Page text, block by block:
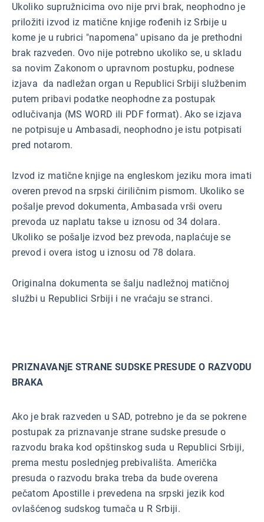
Ukoliko supružnicima ovo nije prvi brak, neophodno je
priložiti izvod iz matične knjige rođenih iz Srbije u
kome je u rubrici "napomena" upisano da je prethodni
brak razveden. Ovo nije potrebno ukoliko se, u skladu
sa novim Zakonom o upravnom postupku, podnese
izjava da nadležan organ u Republici Srbiji službenim
putem pribavi podatke neophodne za postupak
odlučivanja (MS WORD ili PDF format). Ako se izjava
ne potpisuje u Ambasadi, neophodno je istu potpisati
pred notarom.
Izvod iz matične knjige na engleskom jeziku mora imati
overen prevod na srpski ćiriličnim pismom. Ukoliko se
pošalje prevod dokumenta, Ambasada vrši overu
prevoda uz naplatu takse u iznosu od 34 dolara.
Ukoliko se pošalje izvod bez prevoda, naplaćuje se
prevod i overa istog u iznosu od 78 dolara.
Originalna dokumenta se šalju nadležnoj matičnoj
službi u Republici Srbiji i ne vraćaju se stranci.
PRIZNAVANjE STRANE SUDSKE PRESUDE O RAZVODU
BRAKA
Ako je brak razveden u SAD, potrebno je da se pokrene
postupak za priznavanje strane sudske presude o
razvodu braka kod opštinskog suda u Republici Srbiji,
prema mestu poslednjeg prebivališta. Američka
presuda o razvodu braka treba da bude overena
pečatom Apostille i prevedena na srpski jezik kod
ovlašćenog sudskog tumača u R Srbiji.